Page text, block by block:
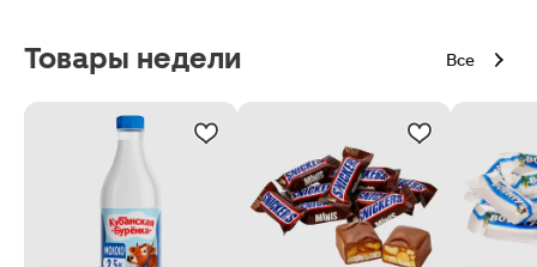
Товары недели Все